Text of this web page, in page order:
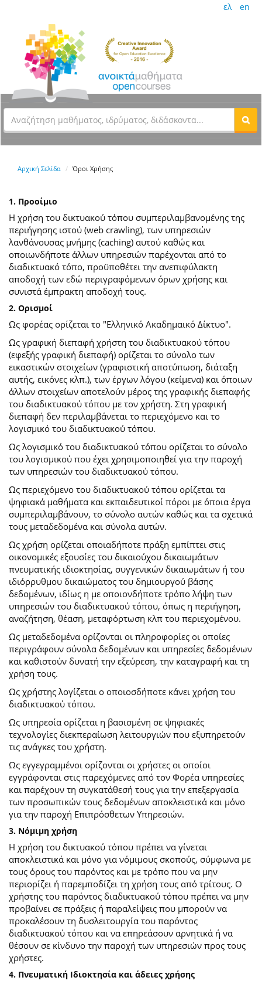
ελ en
Αρχική Σελίδα Όροι Χρήσης
1. Προοίμιο
Η χρήση του δικτυακού τόπου συμπεριλαμβανομένης της
περιήγησης ιστού (web crawling), των υπηρεσιών
λανθάνουσας μνήμης (caching) αυτού καθώς και
οποιωνδήποτε άλλων υπηρεσιών παρέχονται από το
διαδικτυακό τόπο, προϋποθέτει την ανεπιφύλακτη
αποδοχή των εδώ περιγραφόμενων όρων χρήσης και
συνιστά έμπρακτη αποδοχή τους.
2. Ορισμοί
Ως φορέας ορίζεται το "Ελληνικό Ακαδημαικό Δίκτυο".
Ως γραφική διεπαφή χρήστη του διαδικτυακού τόπου
(εφεξής γραφική διεπαφή) ορίζεται το σύνολο των
εικαστικών στοιχείων (γραφιστική αποτύπωση, διάταξη
αυτής, εικόνες κλπ.), των έργων λόγου (κείμενα) και όποιων
άλλων στοιχείων αποτελούν μέρος της γραφικής διεπαφής
του διαδικτυακού τόπου με τον χρήστη. Στη γραφική
διεπαφή δεν περιλαμβάνεται το περιεχόμενο και το
λογισμικό του διαδικτυακού τόπου.
Ως λογισμικό του διαδικτυακού τόπου ορίζεται το σύνολο
του λογισμικού που έχει χρησιμοποιηθεί για την παροχή
των υπηρεσιών του διαδικτυακού τόπου.
Ως περιεχόμενο του διαδικτυακού τόπου ορίζεται τα
ψηφιακά μαθήματα και εκπαιδευτικοί πόροι με όποια έργα
συμπεριλαμβάνουν, το σύνολο αυτών καθώς και τα σχετικά
τους μεταδεδομένα και σύνολα αυτών.
Ως χρήση ορίζεται οποιαδήποτε πράξη εμπίπτει στις
οικονομικές εξουσίες του δικαιούχου δικαιωμάτων
πνευματικής ιδιοκτησίας, συγγενικών δικαιωμάτων ή του
ιδιόρρυθμου δικαιώματος του δημιουργού βάσης
δεδομένων, ιδίως η με οποιονδήποτε τρόπο λήψη των
υπηρεσιών του διαδικτυακού τόπου, όπως η περιήγηση,
αναζήτηση, θέαση, μεταφόρτωση κλπ του περιεχομένου.
Ως μεταδεδομένα ορίζονται οι πληροφορίες οι οποίες
περιγράφουν σύνολα δεδομένων και υπηρεσίες δεδομένων
και καθιστούν δυνατή την εξεύρεση, την καταγραφή και τη
χρήση τους.
Ως χρήστης λογίζεται ο οποιοσδήποτε κάνει χρήση του
διαδικτυακού τόπου.
Ως υπηρεσία ορίζεται η βασισμένη σε ψηφιακές
τεχνολογίες διεκπεραίωση λειτουργιών που εξυπηρετούν
τις ανάγκες του χρήστη.
Ως εγγεγραμμένοι ορίζονται οι χρήστες οι οποίοι
εγγράφονται στις παρεχόμενες από τον Φορέα υπηρεσίες
και παρέχουν τη συγκατάθεσή τους για την επεξεργασία
των προσωπικών τους δεδομένων αποκλειστικά και μόνο
για την παροχή Επιπρόσθετων Υπηρεσιών.
3. Νόμιμη χρήση
Η χρήση του δικτυακού τόπου πρέπει να γίνεται
αποκλειστικά και μόνο για νόμιμους σκοπούς, σύμφωνα με
τους όρους του παρόντος και με τρόπο που να μην
περιορίζει ή παρεμποδίζει τη χρήση τους από τρίτους. Ο
χρήστης του παρόντος διαδικτυακού τόπου πρέπει να μην
προβαίνει σε πράξεις ή παραλείψεις που μπορούν να
προκαλέσουν τη δυσλειτουργία του παρόντος
διαδικτυακού τόπου και να επηρεάσουν αρνητικά ή να
θέσουν σε κίνδυνο την παροχή των υπηρεσιών προς τους
χρήστες.
4. Πνευματική Ιδιοκτησία και άδειες χρήσης